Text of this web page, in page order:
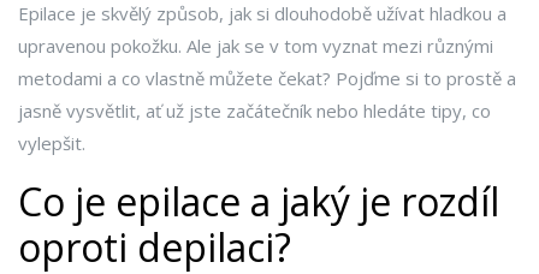
Epilace je skvělý způsob, jak si dlouhodobě užívat hladkou a
upravenou pokožku. Ale jak se v tom vyznat mezi různými
metodami a co vlastně můžete čekat? Pojďme si to prostě a
jasně vysvětlit, ať už jste začátečník nebo hledáte tipy, co
vylepšit.
Co je epilace a jaký je rozdíl
oproti depilaci?